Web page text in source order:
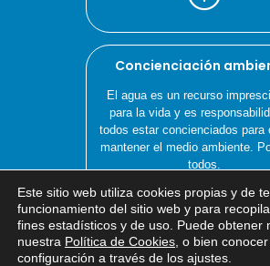
Concienciación
El agua es un recurso
para la vida y es
todos estar concienciados para
mantener el medio ambiente.
todos.
Este sitio web utiliza cookies propias y de
funcionamiento del sitio web y para
fines estadísticos y de uso. Puede obtener
nuestra Política de Cookies , o bien
configuración a través de los ajustes
Si tiene